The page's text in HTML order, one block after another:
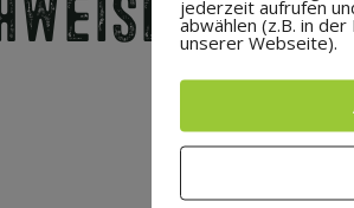
jederzeit aufrufen
abwählen (z.B. in
unserer Webseite).